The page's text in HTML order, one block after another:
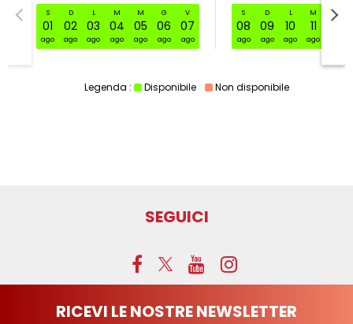
S
01
ago
D
02
ago
L
03
ago
M
04
ago
M
05
ago
G
06
ago
V
07
ago
S
08
ago
D
09
ago
L
10
ago
M
11
ago
M
12
S32 sab 01 ago - 08 ago
Legenda : Disponibile Non disponibile
SEGUICI
RICEVI LE NOSTRE NEWSLETTER